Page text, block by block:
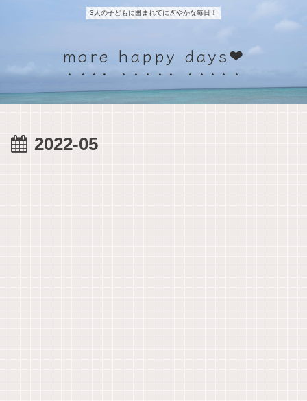
3人の子どもに囲まれてにぎやかな毎日！
more happy days❤
2022-05